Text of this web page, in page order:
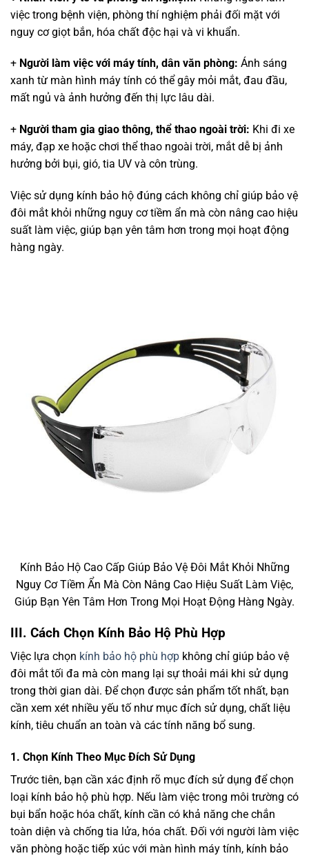
việc trong bệnh viện, phòng thí nghiệm phải đối mặt với
nguy cơ giọt bắn, hóa chất độc hại và vi khuẩn.
+ Người làm việc với máy tính, dân văn phòng: Ánh sáng
xanh từ màn hình máy tính có thể gây mỏi mắt, đau đầu,
mất ngủ và ảnh hưởng đến thị lực lâu dài.
+ Người tham gia giao thông, thể thao ngoài trời: Khi đi xe
máy, đạp xe hoặc chơi thể thao ngoài trời, mắt dễ bị ảnh
hưởng bởi bụi, gió, tia UV và côn trùng.
Việc sử dụng kính bảo hộ đúng cách không chỉ giúp bảo vệ
đôi mắt khỏi những nguy cơ tiềm ẩn mà còn nâng cao hiệu
suất làm việc, giúp bạn yên tâm hơn trong mọi hoạt động
hàng ngày.
Kính Bảo Hộ Cao Cấp Giúp Bảo Vệ Đôi Mắt Khỏi Những
Nguy Cơ Tiềm Ẩn Mà Còn Nâng Cao Hiệu Suất Làm Việc,
Giúp Bạn Yên Tâm Hơn Trong Mọi Hoạt Động Hàng Ngày.
III. Cách Chọn Kính Bảo Hộ Phù Hợp
Việc lựa chọn kính bảo hộ phù hợp không chỉ giúp bảo vệ
đôi mắt tối đa mà còn mang lại sự thoải mái khi sử dụng
trong thời gian dài. Để chọn được sản phẩm tốt nhất, bạn
cần xem xét nhiều yếu tố như mục đích sử dụng, chất liệu
kính, tiêu chuẩn an toàn và các tính năng bổ sung.
1. Chọn Kính Theo Mục Đích Sử Dụng
Trước tiên, bạn cần xác định rõ mục đích sử dụng để chọn
loại kính bảo hộ phù hợp. Nếu làm việc trong môi trường có
bụi bẩn hoặc hóa chất, kính cần có khả năng che chắn
toàn diện và chống tia lửa, hóa chất. Đối với người làm việc
văn phòng hoặc tiếp xúc với màn hình máy tính, kính bảo